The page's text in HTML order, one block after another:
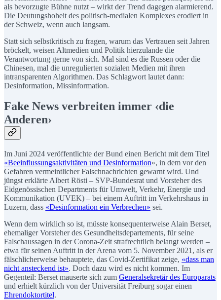
als bevorzugte Bühne nutzt – wirkt der Trend dagegen alarmierend.
Die Deutungshoheit des politisch-medialen Komplexes erodiert in
der Schweiz, wenn auch langsam.
Statt sich selbstkritisch zu fragen, warum das Vertrauen seit Jahren
bröckelt, weisen Altmedien und Politik hierzulande die
Verantwortung gerne von sich. Mal sind es die Russen oder die
Chinesen, mal die unregulierten sozialen Medien mit ihren
intransparenten Algorithmen. Das Schlagwort lautet dann:
Desinformation, Missinformation.
Fake News verbreiten immer ‹die
Anderen›
Im Juni 2024 veröffentlichte der Bund einen Bericht mit dem Titel
«Beeinflussungsaktivitäten und Desinformation», in dem vor den
Gefahren vermeintlicher Falschnachrichten gewarnt wird. Und
jüngst erklärte Albert Rösti – SVP-Bundesrat und Vorsteher des
Eidgenössischen Departments für Umwelt, Verkehr, Energie und
Kommunikation (UVEK) – bei einem Auftritt im Verkehrshaus in
Luzern, dass «Desinformation ein Verbrechen» sei.
Wenn dem wirklich so ist, müsste konsequenterweise Alain Berset,
ehemaliger Vorsteher des Gesundheitsdepartements, für seine
Falschaussagen in der Corona-Zeit strafrechtlich belangt werden –
etwa für seinen Auftritt in der Arena vom 5. November 2021, als er
fälschlicherweise behauptete, das Covid-Zertifikat zeige, «dass man
nicht ansteckend ist». Doch dazu wird es nicht kommen. Im
Gegenteil: Berset mauserte sich zum Generalsekretär des Europarats
und erhielt kürzlich von der Universität Freiburg sogar einen
Ehrendoktortitel.